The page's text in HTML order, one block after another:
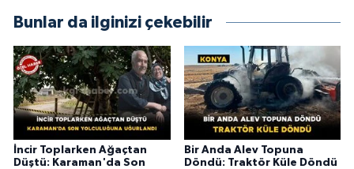
Bunlar da ilginizi çekebilir
İncir Toplarken Ağaçtan
Düştü: Karaman'da Son
Bir Anda Alev Topuna
Döndü: Traktör Küle Döndü